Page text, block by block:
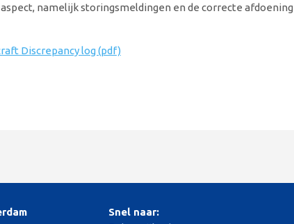
namelijk storingsmeldingen en de correcte afdoening
Discrepancy log (pdf)
Snel naar: